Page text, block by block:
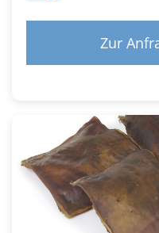
Zur